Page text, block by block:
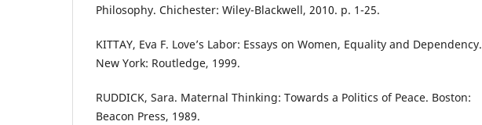
Philosophy. Chichester: Wiley-Blackwell, 2010. p. 1-25.
KITTAY, Eva F. Love’s Labor: Essays on Women, Equality and Dependency.
New York: Routledge, 1999.
RUDDICK, Sara. Maternal Thinking: Towards a Politics of Peace. Boston:
Beacon Press, 1989.